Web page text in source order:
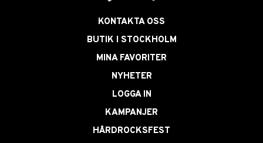
KONTAKTA OSS
BUTIK I STOCKHOLM
MINA FAVORITER
NYHETER
LOGGA IN
KAMPANJER
HÅRDROCKSFEST